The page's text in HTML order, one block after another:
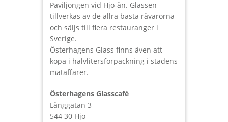
Paviljongen vid Hjo-ån. Glassen
tillverkas av de allra bästa råvarorna
och säljs till flera restauranger i
Sverige.
Österhagens Glass finns även att
köpa i halvlitersförpackning i stadens
mataffärer.
Österhagens Glasscafé
Långgatan 3
544 30 Hjo